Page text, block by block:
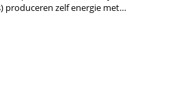
produceren zelf energie met…